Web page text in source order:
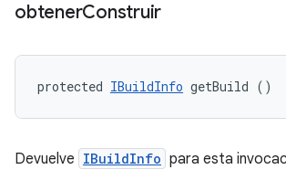
obtenerConstruir
protected IBuildInfo getBuild ()
Devuelve IBuildInfo para esta